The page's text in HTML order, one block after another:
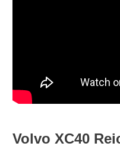
Volvo XC40